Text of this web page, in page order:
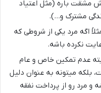
مشقت باره (مثل اعتیاد
مشترک و…).
اگه مرد یکی از شروطی که
نکرده باشه.
عدم تمکین خاص و عام
بلکه میتونه به عنوان دلیل
و مرد رو از پرداخت نفقه